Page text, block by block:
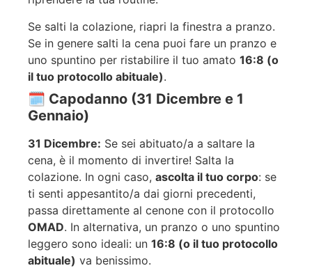
Se salti la colazione, riapri la finestra a pranzo.
Se in genere salti la cena puoi fare un pranzo e
uno spuntino per ristabilire il tuo amato 16:8 (o
il tuo protocollo abituale).
🗓️ Capodanno (31 Dicembre e 1
Gennaio)
31 Dicembre: Se sei abituato/a a saltare la
cena, è il momento di invertire! Salta la
colazione. In ogni caso, ascolta il tuo corpo: se
ti senti appesantito/a dai giorni precedenti,
passa direttamente al cenone con il protocollo
OMAD. In alternativa, un pranzo o uno spuntino
leggero sono ideali: un 16:8 (o il tuo protocollo
abituale) va benissimo.